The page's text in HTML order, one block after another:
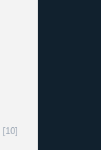
[10]